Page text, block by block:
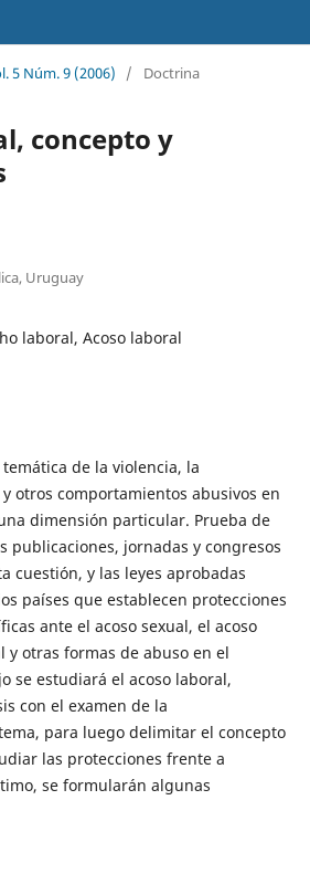
5 Núm. 9 (2006) / Doctrina
concepto y
Uruguay
laboral, Acoso laboral
de la violencia, la
otros comportamientos abusivos en
dimensión particular. Prueba de
publicaciones, jornadas y congresos
cuestión, y las leyes aprobadas
países que establecen protecciones
ante el acoso sexual, el acoso
y otras formas de abuso en el
se estudiará el acoso laboral,
con el examen de la
para luego delimitar el concepto
las protecciones frente a
se formularán algunas